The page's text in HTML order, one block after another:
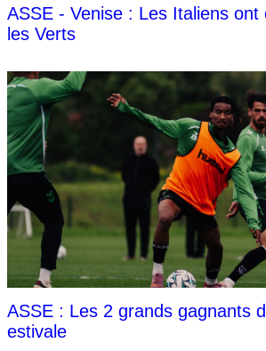
ASSE - Venise : Les Italiens ont
les Verts
ASSE : Les 2 grands gagnants
estivale